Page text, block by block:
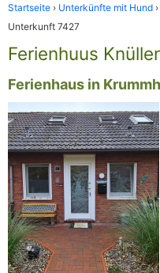
Startseite Unterkünfte mit Hund
Unterkunft 7427
Ferienhuus
Ferienhaus in